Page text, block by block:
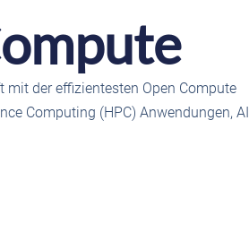
mit der effizientesten Open Compute
Computing (HPC) Anwendungen, AI